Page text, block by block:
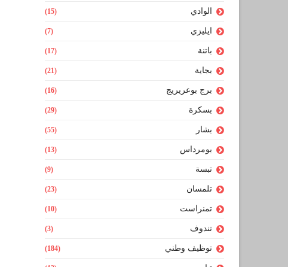
الوادي (15)
ايليزي (7)
باتنة (17)
بجاية (21)
برج بوعريريج (16)
بسكرة (29)
بشار (55)
بومرداس (13)
تبسة (9)
تلمسان (23)
تمنراست (10)
تندوف (3)
توظيف وطني (184)